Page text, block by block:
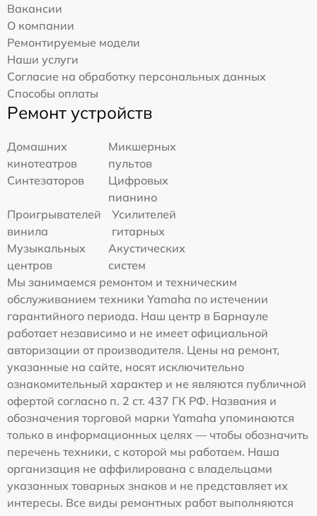
Вакансии
О компании
Ремонтируемые модели
Наши услуги
Согласие на обработку персональных данных
Способы оплаты
Ремонт устройств
Домашних
кинотеатров
Микшерных
пультов
Синтезаторов
Цифровых
пианино
Проигрывателей
винила
Усилителей
гитарных
Музыкальных
центров
Акустических
систем
Мы занимаемся ремонтом и техническим
обслуживанием техники Yamaha по истечении
гарантийного периода. Наш центр в Барнауле
работает независимо и не имеет официальной
авторизации от производителя. Цены на ремонт,
указанные на сайте, носят исключительно
ознакомительный характер и не являются публичной
офертой согласно п. 2 ст. 437 ГК РФ. Названия и
обозначения торговой марки Yamaha упоминаются
только в информационных целях — чтобы обозначить
перечень техники, с которой мы работаем. Наша
организация не аффилирована с владельцами
указанных товарных знаков и не представляет их
интересы. Все виды ремонтных работ выполняются